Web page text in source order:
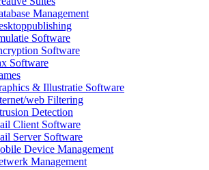
Management
Software
Software
Software
& Illustratie Software
web Filtering
Detection
Client Software
Server Software
Device Management
Management